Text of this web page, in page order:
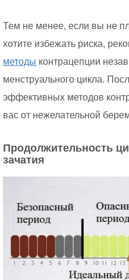
Тем не менее, если вы не
хотите избежать риска,
методы контрацепции
менструального цикла.
эффективных методов
вас от нежелательной
Продолжительность
зачатия